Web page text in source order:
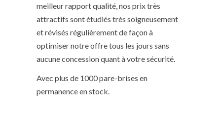
meilleur rapport qualité, nos prix très
attractifs sont étudiés très soigneusement
et révisés régulièrement de façon à
optimiser notre offre tous les jours sans
aucune concession quant à votre sécurité.
Avec plus de 1000 pare-brises en
permanence en stock.